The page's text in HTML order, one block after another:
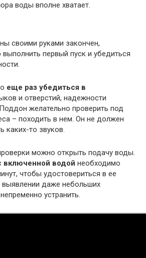
воды вполне хватает.
своими руками закончен,
первый пуск и убедиться
еще раз убедиться в
и отверстий, надежности
желательно проверить под
– походить в нем. Он не должен
каких-то звуков.
можно открыть подачу воды.
включенной водой необходимо
чтобы удостовериться в ее
выявлении даже небольших
устранить.